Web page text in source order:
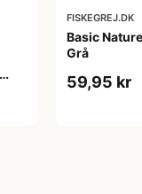
FISKEGREJ.DK
Basic
Grå
59,95 kr